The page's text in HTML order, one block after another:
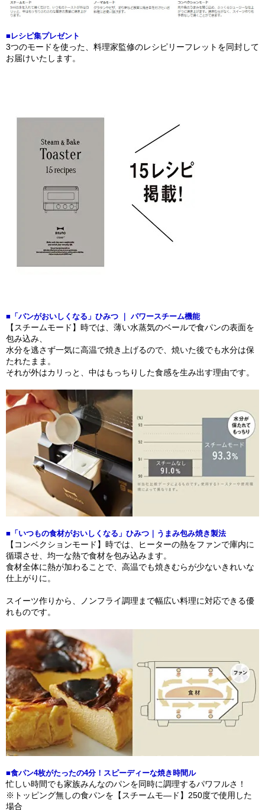
■レシピ集プレゼント
3つのモードを使った、料理家監修のレシピリーフレットを同封して
お届けいたします。
■「パンがおいしくなる」ひみつ ｜ パワースチーム機能
【スチームモード】時では、薄い水蒸気のベールで食パンの表面を
包み込み、
水分を逃さず一気に高温で焼き上げるので、焼いた後でも水分は保
たれたまま。
それが外はカリっと、中はもっちりした食感を生み出す理由です。
■「いつもの食材がおいしくなる」ひみつ｜うまみ包み焼き製法
【コンベクションモード】時では、ヒーターの熱をファンで庫内に
循環させ、均一な熱で食材を包み込みます。
食材全体に熱が加わることで、高温でも焼きむらが少ないきれいな
仕上がりに。
スイーツ作りから、ノンフライ調理まで幅広い料理に対応できる優
れものです。
■食パン4枚がたったの4分！スピーディーな焼き時間ル
忙しい時間でも家族みんなのパンを同時に調理するパワフルさ！
※トッピング無しの食パンを【スチームモ―ド】250度で使用した
場合